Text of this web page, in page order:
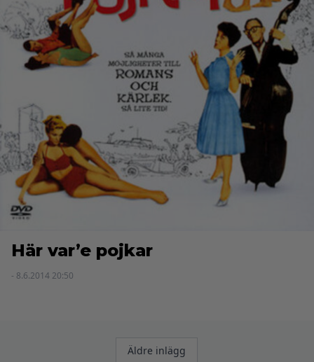
Här var’e pojkar
- 8.6.2014 20:50
Inläggsnavigering
Äldre inlägg